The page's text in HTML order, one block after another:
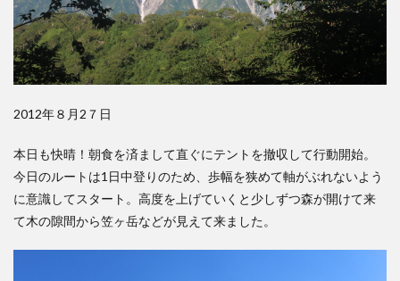
2012年８月2７日
本日も快晴！朝食を済まして直ぐにテントを撤収して行動開始。
今日のルートは1日中登りのため、歩幅を狭めて軸がぶれないよう
に意識してスタート。高度を上げていくと少しずつ森が開けて来
て木の隙間から笠ヶ岳などが見えて来ました。